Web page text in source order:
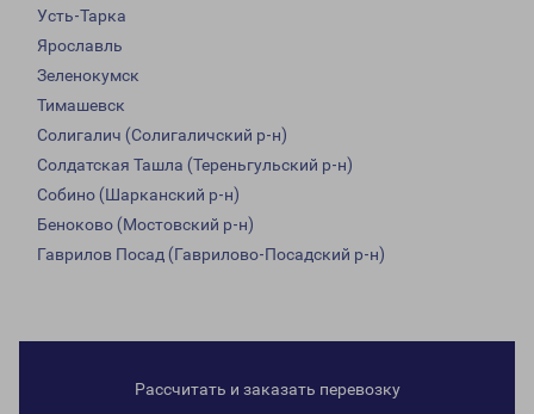
Усть-Тарка
Ярославль
Зеленокумск
Тимашевск
Солигалич (Солигаличский р-н)
Солдатская Ташла (Тереньгульский р-н)
Собино (Шарканский р-н)
Беноково (Мостовский р-н)
Гаврилов Посад (Гаврилово-Посадский р-н)
Рассчитать и заказать перевозку